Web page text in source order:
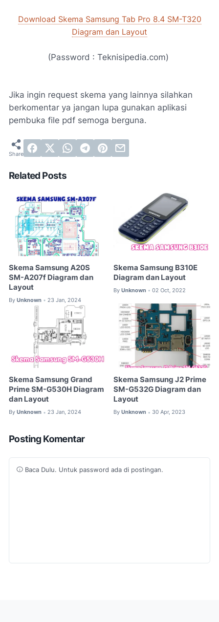
Download Skema Samsung Tab Pro 8.4 SM-T320
Diagram dan Layout
(Password : Teknisipedia.com)
Jika ingin request skema yang lainnya silahkan
berkomentar ya jangan lupa gunakan aplikasi
pembuka file pdf semoga berguna.
Related Posts
Skema Samsung A20S
SM-A207f Diagram dan
Layout
By Unknown • 23 Jan, 2024
Skema Samsung B310E
Diagram dan Layout
By Unknown • 02 Oct, 2022
Skema Samsung Grand
Prime SM-G530H Diagram
dan Layout
By Unknown • 23 Jan, 2024
Skema Samsung J2 Prime
SM-G532G Diagram dan
Layout
By Unknown • 30 Apr, 2023
Posting Komentar
Baca Dulu. Untuk password ada di postingan.